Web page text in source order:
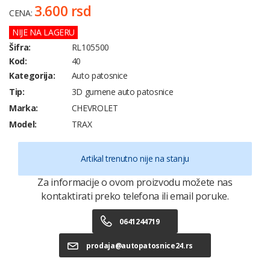
CENA: 3.600 rsd
NIJE NA LAGERU
Šifra:
RL105500
Kod:
40
Kategorija:
Auto patosnice
Tip:
3D gumene auto patosnice
Marka:
CHEVROLET
Model:
TRAX
Artikal trenutno nije na stanju
Za informacije o ovom proizvodu možete nas
kontaktirati preko telefona ili email poruke.
0641244719
prodaja@autopatosnice24.rs